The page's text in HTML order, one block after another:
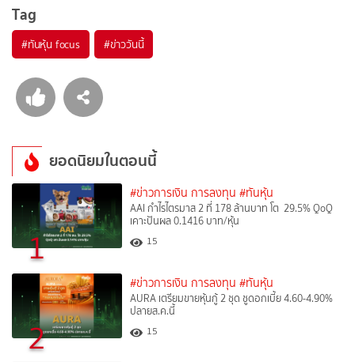
Tag
#ทันหุ้น focus #ข่าววันนี้
ยอดนิยมในตอนนี้
1
#ข่าวการเงิน การลงทุน #ทันหุ้น
AAI กำไรไตรมาส 2 ที่ 178 ล้านบาท โต 29.5% QoQ
เคาะปันผล 0.1416 บาท/หุ้น
15
2
#ข่าวการเงิน การลงทุน #ทันหุ้น
AURA เตรียมขายหุ้นกู้ 2 ชุด ชูดอกเบี้ย 4.60-4.90%
ปลายส.ค.นี้
15